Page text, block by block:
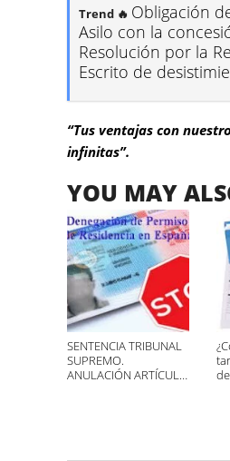
Trend 🔥 Obligación
Asilo con la
Resolución por la
Escrito de
“Tus ventajas con
infinitas”.
YOU MAY
SENTENCIA TRIBUNAL
SUPREMO.
ANULACIÓN ARTÍCULO